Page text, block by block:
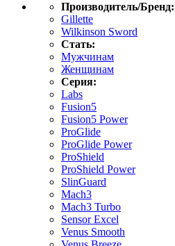
Производитель/Бренд:
Gillette
Wilkinson Sword
Стать:
Мужчинам
Женщинам
Серия:
Labs
Fusion5
Fusion5 Power
ProGlide
ProGlide Power
ProShield
ProShield Power
SlinGuard
Mach3
Mach3 Turbo
Sensor Excel
Venus Smooth